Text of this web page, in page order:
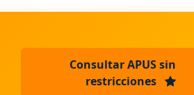
Consultar APUS sin
restricciones